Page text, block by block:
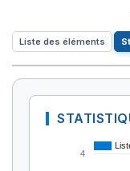
Liste des éléments
4